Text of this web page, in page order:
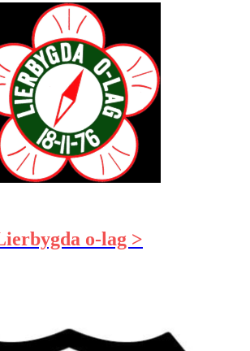
o-lag >